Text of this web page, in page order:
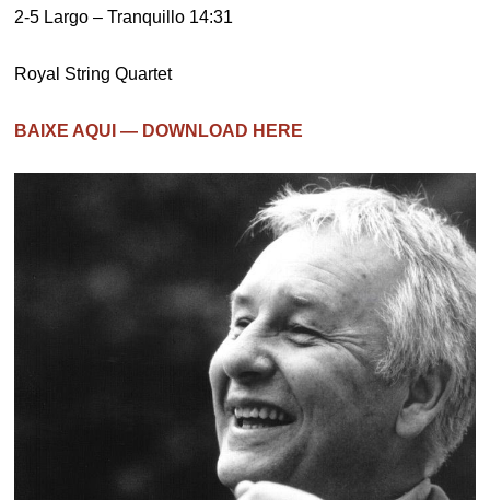
2-5 Largo – Tranquillo 14:31
Royal String Quartet
BAIXE AQUI — DOWNLOAD HERE